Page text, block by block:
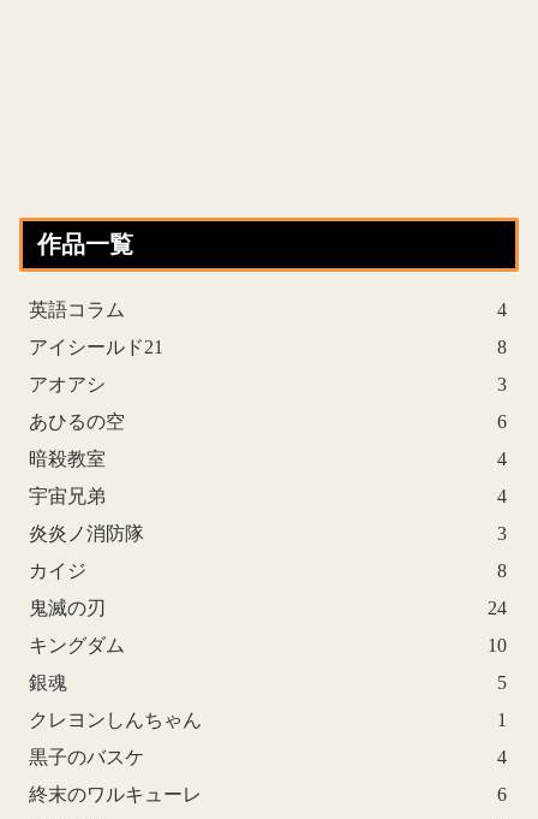
作品一覧
英語コラム
4
アイシールド21
8
アオアシ
3
あひるの空
6
暗殺教室
4
宇宙兄弟
4
炎炎ノ消防隊
3
カイジ
8
鬼滅の刃
24
キングダム
10
銀魂
5
クレヨンしんちゃん
1
黒子のバスケ
4
終末のワルキューレ
6